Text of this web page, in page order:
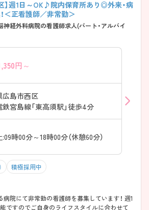
】週1日～OK♪院内保育所あり◎外来・病
＜正看護師／非常勤＞
経外科病院の看護師求人(パート・アルバイ
円～
広島市西区
宮島線「東高須駅」徒歩4分
時00分～18時00分（休憩60分）
積極採用中
院にて非常勤の看護師を募集しています！ 週1
能ですのでご自身のライフスタイルに合わせて